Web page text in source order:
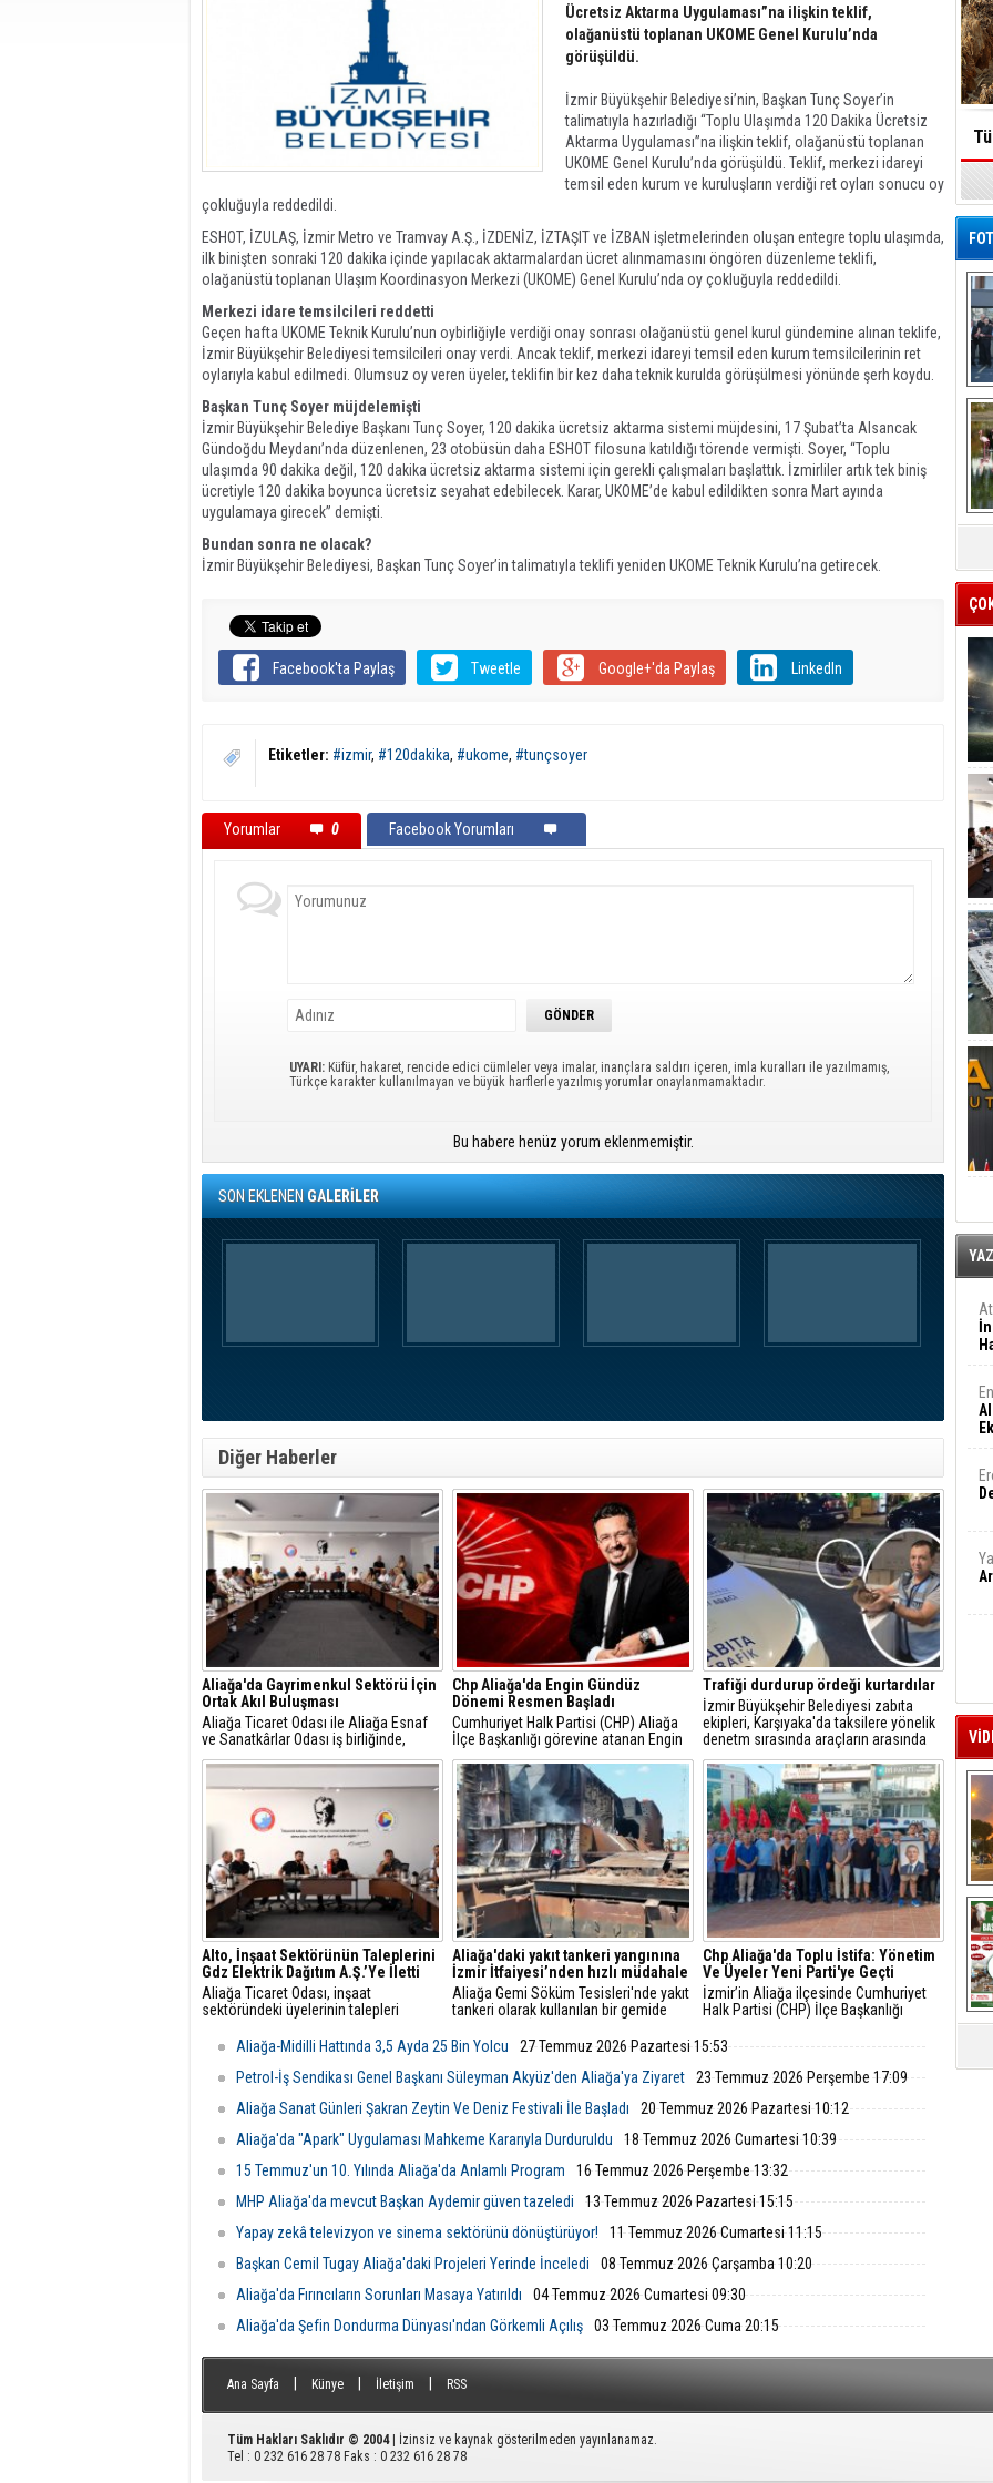
Ücretsiz Aktarma Uygulaması”na ilişkin teklif,
olağanüstü toplanan UKOME Genel Kurulu’nda
görüşüldü.
İzmir Büyükşehir Belediyesi’nin, Başkan Tunç Soyer’in
talimatıyla hazırladığı “Toplu Ulaşımda 120 Dakika Ücretsiz
Aktarma Uygulaması”na ilişkin teklif, olağanüstü toplanan
UKOME Genel Kurulu’nda görüşüldü. Teklif, merkezi idareyi
temsil eden kurum ve kuruluşların verdiği ret oyları sonucu oy
çokluğuyla reddedildi.
ESHOT, İZULAŞ, İzmir Metro ve Tramvay A.Ş., İZDENİZ, İZTAŞIT ve İZBAN işletmelerinden oluşan entegre toplu ulaşımda,
ilk binişten sonraki 120 dakika içinde yapılacak aktarmalardan ücret alınmamasını öngören düzenleme teklifi,
olağanüstü toplanan Ulaşım Koordinasyon Merkezi (UKOME) Genel Kurulu’nda oy çokluğuyla reddedildi.
Merkezi idare temsilcileri reddetti
Geçen hafta UKOME Teknik Kurulu’nun oybirliğiyle verdiği onay sonrası olağanüstü genel kurul gündemine alınan teklife,
İzmir Büyükşehir Belediyesi temsilcileri onay verdi. Ancak teklif, merkezi idareyi temsil eden kurum temsilcilerinin ret
oylarıyla kabul edilmedi. Olumsuz oy veren üyeler, teklifin bir kez daha teknik kurulda görüşülmesi yönünde şerh koydu.
Başkan Tunç Soyer müjdelemişti
İzmir Büyükşehir Belediye Başkanı Tunç Soyer, 120 dakika ücretsiz aktarma sistemi müjdesini, 17 Şubat’ta Alsancak
Gündoğdu Meydanı’nda düzenlenen, 23 otobüsün daha ESHOT filosuna katıldığı törende vermişti. Soyer, “Toplu
ulaşımda 90 dakika değil, 120 dakika ücretsiz aktarma sistemi için gerekli çalışmaları başlattık. İzmirliler artık tek biniş
ücretiyle 120 dakika boyunca ücretsiz seyahat edebilecek. Karar, UKOME’de kabul edildikten sonra Mart ayında
uygulamaya girecek” demişti.
Bundan sonra ne olacak?
İzmir Büyükşehir Belediyesi, Başkan Tunç Soyer’in talimatıyla teklifi yeniden UKOME Teknik Kurulu’na getirecek.
Facebook'ta Paylaş Tweetle Google+'da Paylaş LinkedIn
Etiketler: #izmir, #120dakika, #ukome, #tunçsoyer
Yorumlar 0 Facebook Yorumları
UYARI: Küfür, hakaret, rencide edici cümleler veya imalar, inançlara saldırı içeren, imla kuralları ile yazılmamış,
Türkçe karakter kullanılmayan ve büyük harflerle yazılmış yorumlar onaylanmamaktadır.
Bu habere henüz yorum eklenmemiştir.
SON EKLENENGALERİLER
Diğer Haberler
Aliağa'da Gayrimenkul Sektörü İçin
Ortak Akıl Buluşması
Aliağa Ticaret Odası ile Aliağa Esnaf
ve Sanatkârlar Odası iş birliğinde,
ilçede faaliyet gösteren gayrimenkul
danışmanlarıyla sektörel istişare
toplantısı gerçekleştirildi.
Chp Aliağa'da Engin Gündüz
Dönemi Resmen Başladı
Cumhuriyet Halk Partisi (CHP) Aliağa
İlçe Başkanlığı görevine atanan Engin
Gündüz, sosyal medya hesabından
yaptığı açıklamayla yeni döneme ilişkin
mesajlar verdi.
Trafiği durdurup ördeği kurtardılar
İzmir Büyükşehir Belediyesi zabıta
ekipleri, Karşıyaka'da taksilere yönelik
denetm sırasında araçların arasında
kalan yeşilbaşlı dişi ördeği fark ederek
trafiği durdurdu.
Alto, İnşaat Sektörünün Taleplerini
Gdz Elektrik Dağıtım A.Ş.’Ye İletti
Aliağa Ticaret Odası, inşaat
sektöründeki üyelerinin talepleri
yetkilileriyle toplantı düzenledi.
Görüşmede sayaç panosu ve enerji
odası düzenlemeleriyle ilgili yeni
değerlendirildi.
Aliağa'daki yakıt tankeri yangınına
İzmir İtfaiyesi’nden hızlı müdahale
Aliağa Gemi Söküm Tesisleri'nde yakıt
tankeri olarak kullanılan bir gemide
Belediyesi İtfaiye Dairesi Başkanlığı
ulaştı.
Chp Aliağa'da Toplu İstifa: Yönetim
Ve Üyeler Yeni Parti'ye Geçti
İzmir’in Aliağa ilçesinde Cumhuriyet
Halk Partisi (CHP) İlçe Başkanlığı
üyesi, düzenlenen basın toplantısıyla
istifa ettiklerini duyurarak Yeni Parti’ye
Aliağa-Midilli Hattında 3,5 Ayda 25 Bin Yolcu
27 Temmuz 2026 Pazartesi 15:53
Petrol-İş Sendikası Genel Başkanı Süleyman Akyüz'den Aliağa'ya Ziyaret
23 Temmuz 2026 Perşembe 17:09
Aliağa Sanat Günleri Şakran Zeytin Ve Deniz Festivali İle Başladı
20 Temmuz 2026 Pazartesi 10:12
Aliağa'da "Apark" Uygulaması Mahkeme Kararıyla Durduruldu
18 Temmuz 2026 Cumartesi 10:39
15 Temmuz'un 10. Yılında Aliağa'da Anlamlı Program
16 Temmuz 2026 Perşembe 13:32
MHP Aliağa'da mevcut Başkan Aydemir güven tazeledi
13 Temmuz 2026 Pazartesi 15:15
Yapay zekâ televizyon ve sinema sektörünü dönüştürüyor!
11 Temmuz 2026 Cumartesi 11:15
Başkan Cemil Tugay Aliağa'daki Projeleri Yerinde İnceledi
08 Temmuz 2026 Çarşamba 10:20
Aliağa'da Fırıncıların Sorunları Masaya Yatırıldı
04 Temmuz 2026 Cumartesi 09:30
Aliağa'da Şefin Dondurma Dünyası'ndan Görkemli Açılış
03 Temmuz 2026 Cuma 20:15
Ana Sayfa Künye İletişim RSS
Tüm Hakları Saklıdır © 2004
| İzinsiz ve kaynak gösterilmeden yayınlanamaz.
Tel : 0 232 616 28 78 Faks : 0 232 616 28 78